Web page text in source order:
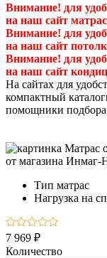
Внимание! для
на наш сайт
Внимание! для
на наш сайт
Внимание! для
на наш сайт
На сайтах для
компактный
помощники подбора
Тип матрас
Нагрузка на
7 969 ₽
Количество